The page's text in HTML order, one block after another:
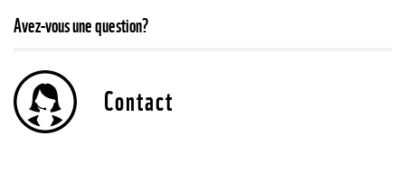
Avez-vous une question?
Contact